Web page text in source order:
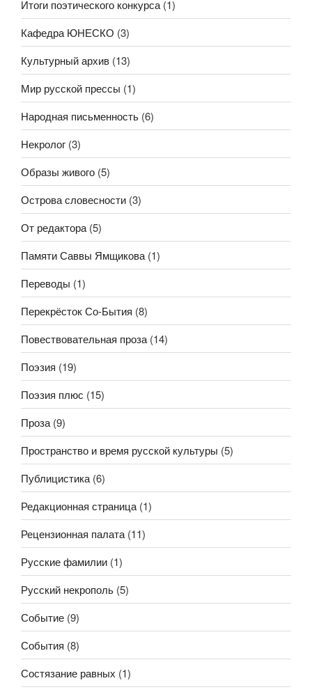
Итоги поэтического конкурса (1)
Кафедра ЮНЕСКО (3)
Культурный архив (13)
Мир русской прессы (1)
Народная письменность (6)
Некролог (3)
Образы живого (5)
Острова словесности (3)
От редактора (5)
Памяти Саввы Ямщикова (1)
Переводы (1)
Перекрёсток Со-Бытия (8)
Повествовательная проза (14)
Поэзия (19)
Поэзия плюс (15)
Проза (9)
Пространство и время русской культуры (5)
Публицистика (6)
Редакционная страница (1)
Рецензионная палата (11)
Русские фамилии (1)
Русский некрополь (5)
Событие (9)
События (8)
Состязание равных (1)